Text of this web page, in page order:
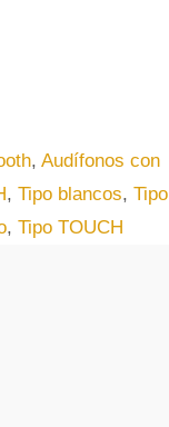
,Audífonos con
, Tipo blancos, Tipo
, Tipo TOUCH